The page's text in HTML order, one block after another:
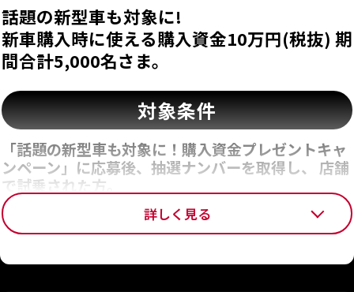
抽選結果について
購入資金30万円(税抜)の抽選結果につきましては、
ご応募から10日以内に販売会社よりお電話もしくは
メールにてご案内いたします。
※ゴールデンウィーク期間および夏季休暇期間は、抽選結果のご案内
が休止となります。
キャンペーンの内容は
告知なく変更する場合がございます。
話題の新型車も対象に!
新車購入時に使える購入資金10万円(税抜) 期
間合計5,000名さま。
対象条件
「話題の新型車も対象に！購入資金プレゼントキャ
ンペーン」に応募後、抽選ナンバーを取得し、 店舗
で試乗された方。
※
応募車種と異なる車種のご試乗でも問題ございません。
※各販売店によって試乗可能車種が異なります。
詳しく見る